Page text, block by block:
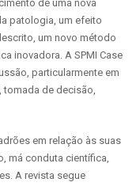
de uma nova
patologia, um efeito
um novo método
inovadora. A SPMI Case
particularmente em
de decisão,
em relação às suas
má conduta científica,
A revista segue